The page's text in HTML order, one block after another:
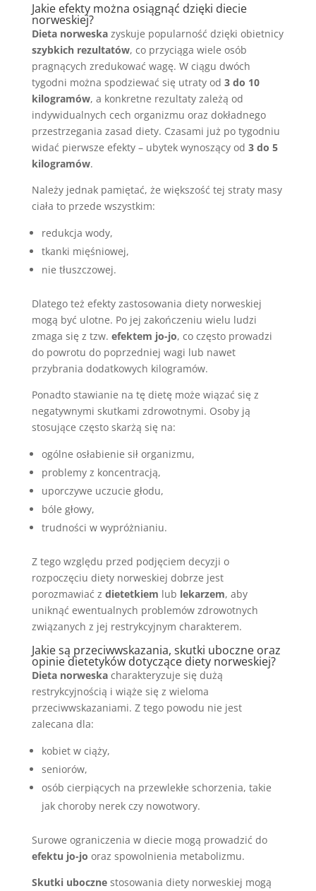
Jakie efekty można osiągnąć dzięki diecie
norweskiej?
Dieta norweskazyskuje popularność dzięki obietnicy
szybkich rezultatów, co przyciąga wiele osób
pragnących zredukować wagę. W ciągu dwóch
tygodni można spodziewać się utraty od 3 do 10
kilogramów, a konkretne rezultaty zależą od
indywidualnych cech organizmu oraz dokładnego
przestrzegania zasad diety. Czasami już po tygodniu
widać pierwsze efekty – ubytek wynoszący od 3 do 5
kilogramów.
Należy jednak pamiętać, że większość tej straty masy
ciała to przede wszystkim:
redukcja wody,
tkanki mięśniowej,
nie tłuszczowej.
Dlatego też efekty zastosowania diety norweskiej
mogą być ulotne. Po jej zakończeniu wielu ludzi
zmaga się z tzw. efektem jo-jo, co często prowadzi
do powrotu do poprzedniej wagi lub nawet
przybrania dodatkowych kilogramów.
Ponadto stawianie na tę dietę może wiązać się z
negatywnymi skutkami zdrowotnymi. Osoby ją
stosujące często skarżą się na:
ogólne osłabienie sił organizmu,
problemy z koncentracją,
uporczywe uczucie głodu,
bóle głowy,
trudności w wypróżnianiu.
Z tego względu przed podjęciem decyzji o
rozpoczęciu diety norweskiej dobrze jest
porozmawiać z dietetkiem lub lekarzem, aby
uniknąć ewentualnych problemów zdrowotnych
związanych z jej restrykcyjnym charakterem.
Jakie są przeciwwskazania, skutki uboczne oraz
opinie dietetyków dotyczące diety norweskiej?
Dieta norweskacharakteryzuje się dużą
restrykcyjnością i wiąże się z wieloma
przeciwwskazaniami. Z tego powodu nie jest
zalecana dla:
kobiet w ciąży,
seniorów,
osób cierpiących na przewlekłe schorzenia, takie
jak choroby nerek czy nowotwory.
Surowe ograniczenia w diecie mogą prowadzić do
efektu jo-jo oraz spowolnienia metabolizmu.
Skutki ubocznestosowania diety norweskiej mogą